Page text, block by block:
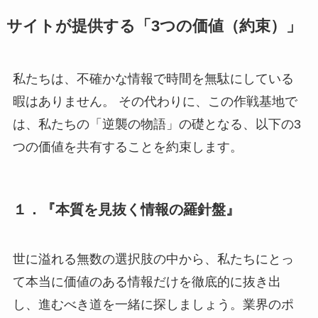
サイトが提供する「3つの価値（約束）」
私たちは、不確かな情報で時間を無駄にしている
暇はありません。 その代わりに、この作戦基地で
は、私たちの「逆襲の物語」の礎となる、以下の3
つの価値を共有することを約束します。
１．『本質を見抜く情報の羅針盤』
世に溢れる無数の選択肢の中から、私たちにとっ
て本当に価値のある情報だけを徹底的に抜き出
し、進むべき道を一緒に探しましょう。業界のポ